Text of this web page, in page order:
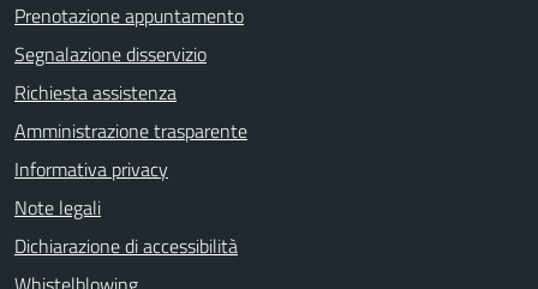
Prenotazione appuntamento
Segnalazione disservizio
Richiesta assistenza
Amministrazione trasparente
Informativa privacy
Note legali
Dichiarazione di accessibilità